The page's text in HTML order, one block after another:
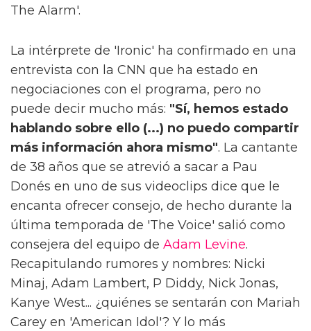
The Alarm'.
La intérprete de 'Ironic' ha confirmado en una
entrevista con la CNN que ha estado en
negociaciones con el programa, pero no
puede decir mucho más: "Sí, hemos estado
hablando sobre ello (...) no puedo compartir
más información ahora mismo". La cantante
de 38 años que se atrevió a sacar a Pau
Donés en uno de sus videoclips dice que le
encanta ofrecer consejo, de hecho durante la
última temporada de 'The Voice' salió como
consejera del equipo de Adam Levine.
Recapitulando rumores y nombres: Nicki
Minaj, Adam Lambert, P Diddy, Nick Jonas,
Kanye West... ¿quiénes se sentarán con Mariah
Carey en 'American Idol'? Y lo más